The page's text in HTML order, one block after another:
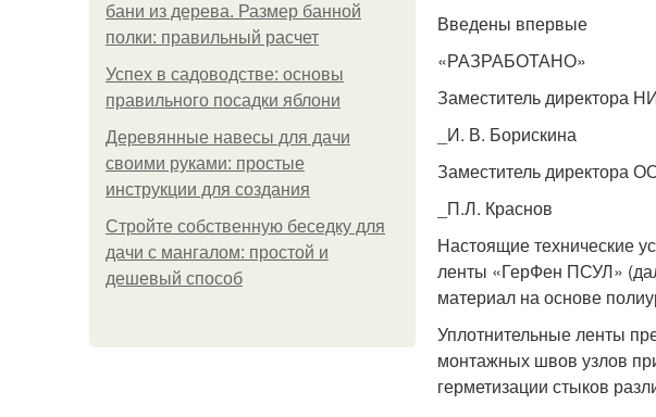
бани из дерева. Размер банной
полки: правильный расчет
Успех в садоводстве: основы
правильного посадки яблони
Деревянные навесы для дачи
своими руками: простые
инструкции для создания
Стройте собственную беседку для
дачи с мангалом: простой и
дешевый способ
Введены впервые
«РАЗРАБОТАНО»
Заместитель директора
_И. В. Борискина
Заместитель директора
_П.Л. Краснов
Настоящие технические
ленты «ГерФен ПСУЛ»
материал на основе
Уплотнительные ленты
монтажных швов узлов
герметизации стыков